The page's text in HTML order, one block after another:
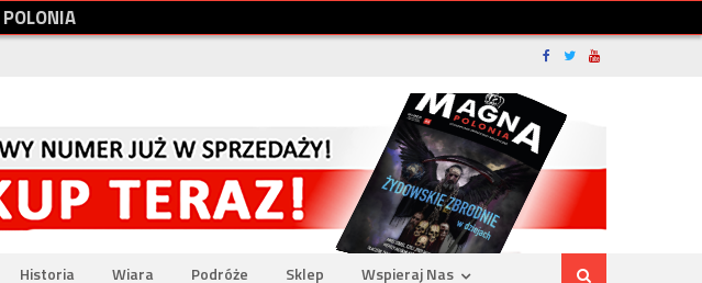
POLONIA
Historia Wiara Podróże Sklep Wspieraj Nas